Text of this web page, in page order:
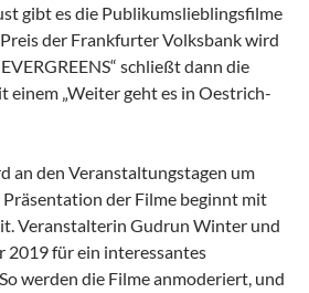
gibt es die Publikumslieblingsfilme
der Frankfurter Volksbank wird
schließt dann die
einem „Weiter geht es in Oestrich-
an den Veranstaltungstagen um
der Filme beginnt mit
Veranstalterin Gudrun Winter und
2019 für ein interessantes
werden die Filme anmoderiert, und